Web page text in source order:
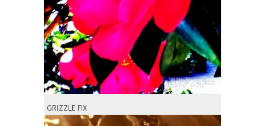
GRIZZLE FIX